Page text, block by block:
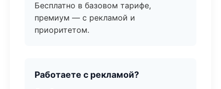
Бесплатно в базовом тарифе,
премиум — с рекламой и
приоритетом.
Работаете с рекламой?